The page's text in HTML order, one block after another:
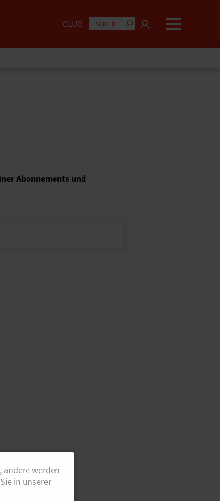
CLUB
Abonnements und
andere werden
in unserer